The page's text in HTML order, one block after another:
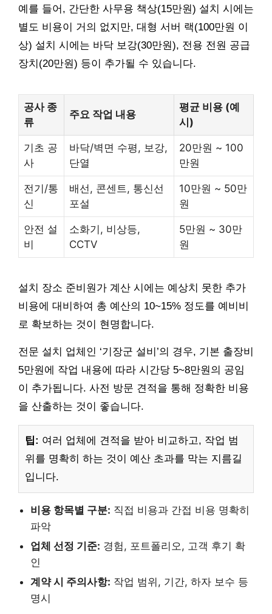
예를 들어, 간단한 사무용 책상(15만원) 설치 시에는
별도 비용이 거의 없지만, 대형 서버 랙(100만원 이
상) 설치 시에는 바닥 보강(30만원), 전용 전원 공급
장치(20만원) 등이 추가될 수 있습니다.
공사 종
류
주요 작업 내용
평균 비용 (예
시)
기초 공
사
바닥/벽면 수평, 보강,
단열
20만원 ~ 100
만원
전기/통
신
배선, 콘센트, 통신선
포설
10만원 ~ 50만
원
안전 설
비
소화기, 비상등,
CCTV
5만원 ~ 30만
원
설치 장소 준비원가 계산 시에는 예상치 못한 추가
비용에 대비하여 총 예산의 10~15% 정도를 예비비
로 확보하는 것이 현명합니다.
전문 설치 업체인 ‘기장군 설비’의 경우, 기본 출장비
5만원에 작업 내용에 따라 시간당 5~8만원의 공임
이 추가됩니다. 사전 방문 견적을 통해 정확한 비용
을 산출하는 것이 좋습니다.
팁: 여러 업체에 견적을 받아 비교하고, 작업 범
위를 명확히 하는 것이 예산 초과를 막는 지름길
입니다.
비용 항목별 구분: 직접 비용과 간접 비용 명확히
파악
업체 선정 기준: 경험, 포트폴리오, 고객 후기 확
인
계약 시 주의사항: 작업 범위, 기간, 하자 보수 등
명시